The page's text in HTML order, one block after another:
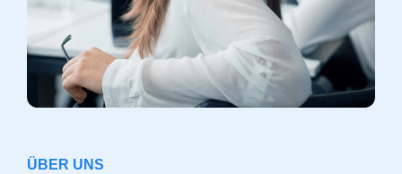
ÜBER UNS